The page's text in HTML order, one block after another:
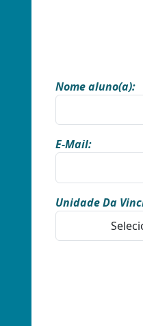
Nome aluno(a):
E-Mail:
Unidade Da